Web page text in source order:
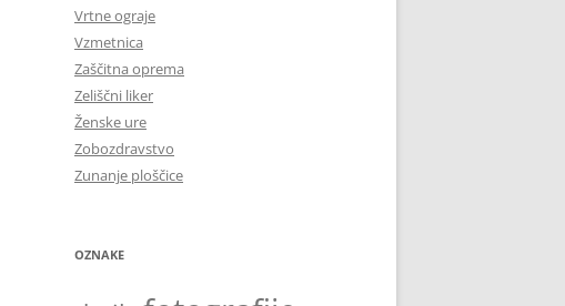
Vrtne ograje
Vzmetnica
Zaščitna oprema
Zeliščni liker
Ženske ure
Zobozdravstvo
Zunanje ploščice
OZNAKE